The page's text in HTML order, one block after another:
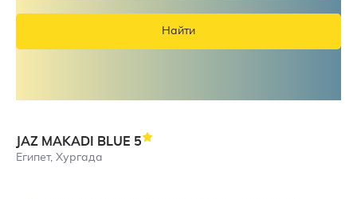
Найти
JAZ MAKADI BLUE 5
Египет, Хургада